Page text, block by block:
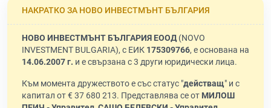
НАКРАТКО ЗА НОВО ИНВЕСТМЪНТ БЪЛГАРИЯ
НОВО ИНВЕСТМЪНТ БЪЛГАРИЯ ЕООД(NOVO
INVESTMENT BULGARIA), с ЕИК 175309766, е основана на
14.06.2007 г. и е свързана с 3 други юридически лица.
Към момента дружеството е със статус "действащ" и с
капитал от € 37 680 213. Представлява се от МИЛОШ